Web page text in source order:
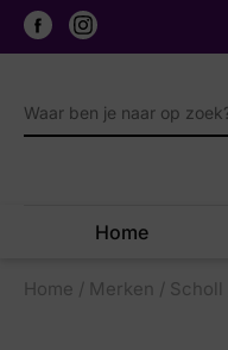
Home
Home / Merken / Scholl